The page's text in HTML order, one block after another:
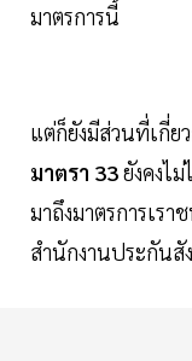
มาตรการนี้
แต่ก็ยังมีส่วนที่เกี่
มาตรา 33ยังคงไ
มาถึงมาตรการเร
สำนักงานประกันสั